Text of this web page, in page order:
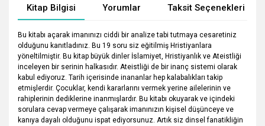
Kitap Bilgisi Yorumlar Taksit Seçenekleri
Bu kitabı açarak imanınızı ciddi bir analize tabi tutmaya cesaretiniz
olduğunu kanıtladınız. Bu 19 soru siz eğitilmiş Hristiyanlara
yöneltilmiştir. Bu kitap büyük dinler İslamiyet, Hristiyanlık ve Ateistliği
inceleyen bir serinin halkasıdır. Ateistliği de bir inanç sistemi olarak
kabul ediyoruz. Tarih içerisinde inananlar hep kalabalıkları takip
etmişlerdir. Çocuklar, kendi kararlarını vermek yerine ailelerinin ve
rahiplerinin dediklerine inanmışlardır. Bu kitabı okuyarak ve içindeki
sorulara cevap vermeye çalışarak imanınızın kişisel düşünceye ve
kanıya dayalı olduğunu ispat ediyorsunuz. Artık siz dinsel fanatikliğin